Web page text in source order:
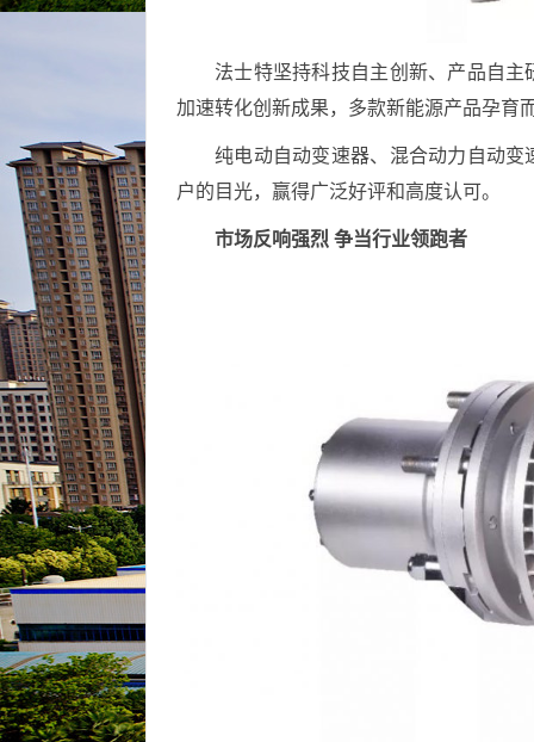
法士特坚持科技自主创新、产品自
加速转化创新成果，多款新能源产品孕育
纯电动自动变速器、混合动力自动
户的目光，赢得广泛好评和高度认可。
市场反响强烈 争当行业领跑者